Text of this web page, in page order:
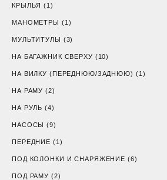
КРЫЛЬЯ (1)
МАНОМЕТРЫ (1)
МУЛЬТИТУЛЫ (3)
НА БАГАЖНИК СВЕРХУ (10)
НА ВИЛКУ (ПЕРЕДНЮЮ/ЗАДНЮЮ) (1)
НА РАМУ (2)
НА РУЛЬ (4)
НАСОСЫ (9)
ПЕРЕДНИЕ (1)
ПОД КОЛОНКИ И СНАРЯЖЕНИЕ (6)
ПОД РАМУ (2)